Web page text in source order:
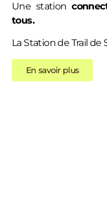
Une station
tous.
La Station de Trail de
En savoir plus